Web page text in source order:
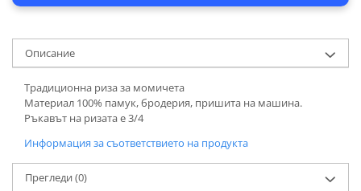
Описание
Традиционна риза за момичета
Материал 100% памук, бродерия, пришита на машина.
Ръкавът на ризата е 3/4
Информация за съответствието на продукта
Прегледи (0)